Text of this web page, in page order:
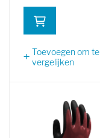
Toevoegen om te
vergelijken